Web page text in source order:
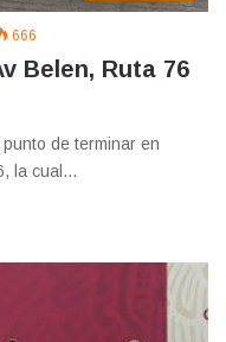
666
Belen, Ruta 76
de terminar en
la cual…